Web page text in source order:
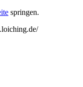
springen.